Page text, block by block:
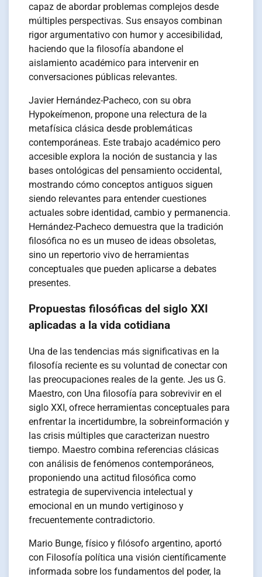
capaz de abordar problemas complejos desde
múltiples perspectivas. Sus ensayos combinan
rigor argumentativo con humor y accesibilidad,
haciendo que la filosofía abandone el
aislamiento académico para intervenir en
conversaciones públicas relevantes.
Javier Hernández-Pacheco, con su obra
Hypokeímenon, propone una relectura de la
metafísica clásica desde problemáticas
contemporáneas. Este trabajo académico pero
accesible explora la noción de sustancia y las
bases ontológicas del pensamiento occidental,
mostrando cómo conceptos antiguos siguen
siendo relevantes para entender cuestiones
actuales sobre identidad, cambio y permanencia.
Hernández-Pacheco demuestra que la tradición
filosófica no es un museo de ideas obsoletas,
sino un repertorio vivo de herramientas
conceptuales que pueden aplicarse a debates
presentes.
Propuestas filosóficas del siglo XXI
aplicadas a la vida cotidiana
Una de las tendencias más significativas en la
filosofía reciente es su voluntad de conectar con
las preocupaciones reales de la gente. Jes us G.
Maestro, con Una filosofía para sobrevivir en el
siglo XXI, ofrece herramientas conceptuales para
enfrentar la incertidumbre, la sobreinformación y
las crisis múltiples que caracterizan nuestro
tiempo. Maestro combina referencias clásicas
con análisis de fenómenos contemporáneos,
proponiendo una actitud filosófica como
estrategia de supervivencia intelectual y
emocional en un mundo vertiginoso y
frecuentemente contradictorio.
Mario Bunge, físico y filósofo argentino, aportó
con Filosofía política una visión científicamente
informada sobre los fundamentos del poder, la